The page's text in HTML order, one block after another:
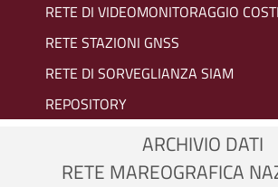
RETE DI VIDEOMONITORAGGIO
RETE STAZIONI GNSS
RETE DI SORVEGLIANZA SIAM
REPOSITORY
ARCHIVIO DATI
RETE MAREOGRAFICA